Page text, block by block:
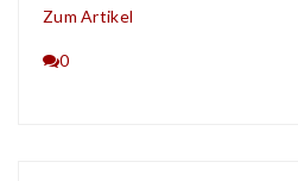
Zum Artikel
0